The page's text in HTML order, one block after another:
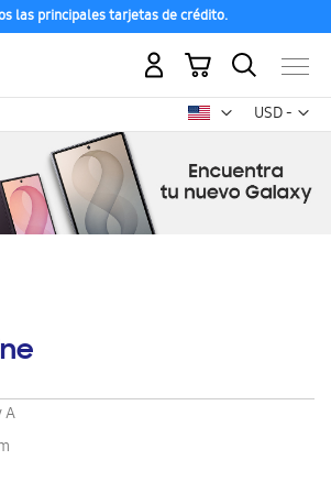
las principales tarjetas de crédito.
USD -
dólar
Mi carrito
A